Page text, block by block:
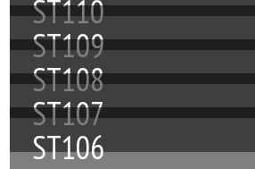
ST110
ST109
ST108
ST107
ST106